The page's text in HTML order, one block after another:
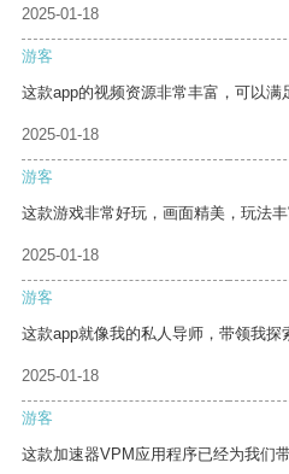
2025-01-18
游客
这款app的视频资源非常丰富，可以满
2025-01-18
游客
这款游戏非常好玩，画面精美，玩法丰
2025-01-18
游客
这款app就像我的私人导师，带领我探
2025-01-18
游客
这款加速器VPM应用程序已经为我们